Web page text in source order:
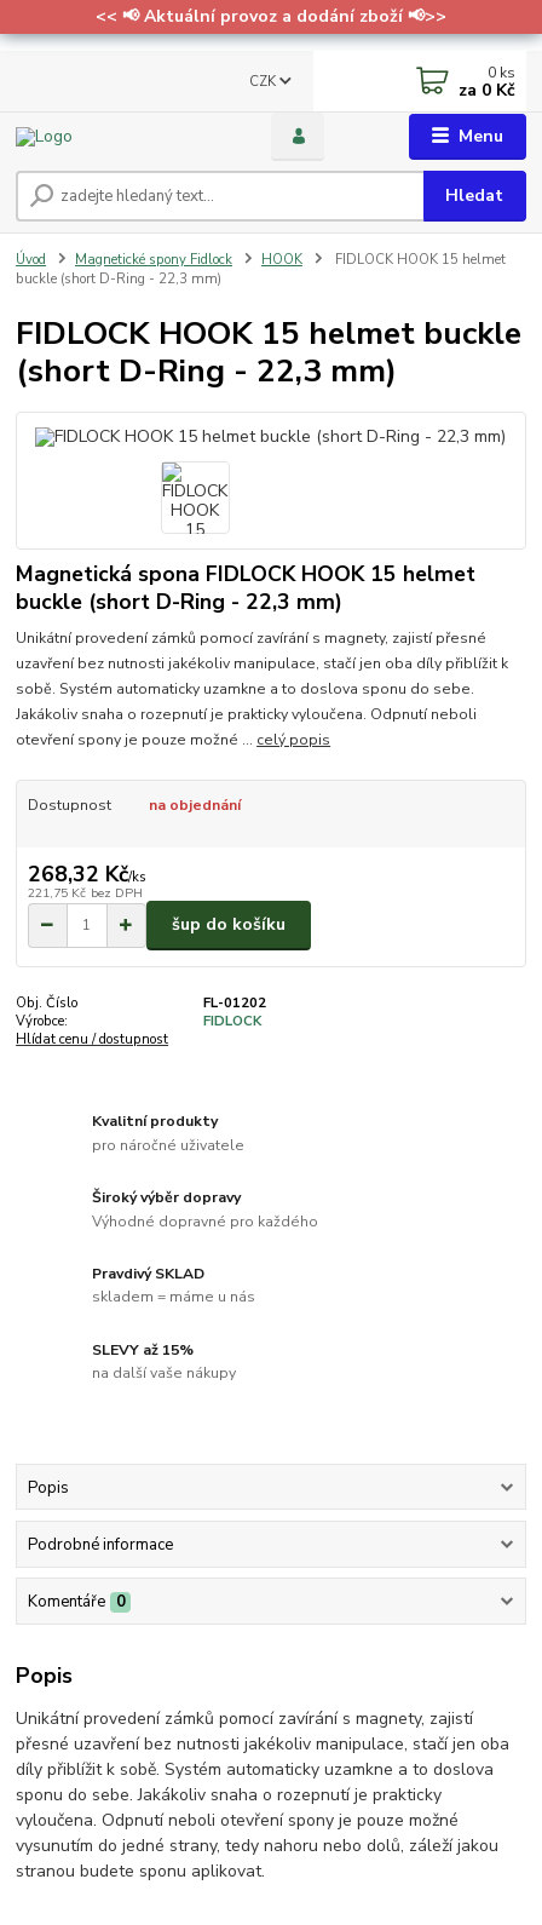
<< 📢 Aktuální provoz a dodání zboží 📢>>
Menu
CZK
Hledat
0 ks
za 0 Kč
Úvod Magnetické spony Fidlock HOOK
FIDLOCK HOOK 15 helmet
buckle (short D-Ring - 22,3 mm)
FIDLOCK HOOK 15 helmet buckle
(short D-Ring - 22,3 mm)
Magnetická spona FIDLOCK HOOK 15 helmet
buckle (short D-Ring - 22,3 mm)
Unikátní provedení zámků pomocí zavírání s magnety, zajistí přesné
uzavření bez nutnosti jakékoliv manipulace, stačí jen oba díly přiblížit k
sobě. Systém automaticky uzamkne a to doslova sponu do sebe.
Jakákoliv snaha o rozepnutí je prakticky vyloučena. Odpnutí neboli
otevření spony je pouze možné ... celý popis
Dostupnost na objednání
268,32 Kč/ks
221,75 Kč bez DPH
šup do košíku
Obj. Číslo
FL-01202
Výrobce:
FIDLOCK
Hlídat cenu / dostupnost
Kvalitní produkty
pro náročné uživatele
Široký výběr dopravy
Výhodné dopravné pro každého
Pravdivý SKLAD
skladem = máme u nás
SLEVY až 15%
na další vaše nákupy
Popis
Podrobné informace
Komentáře 0
Popis
Unikátní provedení zámků pomocí zavírání s magnety, zajistí
přesné uzavření bez nutnosti jakékoliv manipulace, stačí jen oba
díly přiblížit k sobě. Systém automaticky uzamkne a to doslova
sponu do sebe. Jakákoliv snaha o rozepnutí je prakticky
vyloučena. Odpnutí neboli otevření spony je pouze možné
vysunutím do jedné strany, tedy nahoru nebo dolů, záleží jakou
stranou budete sponu aplikovat.